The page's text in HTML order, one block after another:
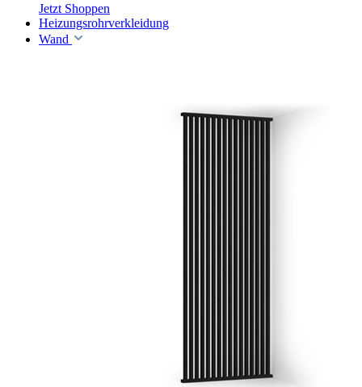
Jetzt Shoppen
Heizungsrohrverkleidung
Wand